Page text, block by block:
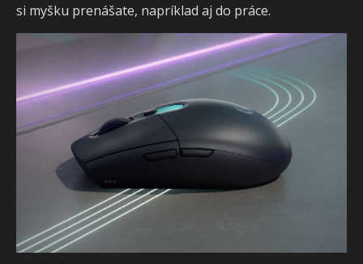
si myšku prenášate, napríklad aj do práce.